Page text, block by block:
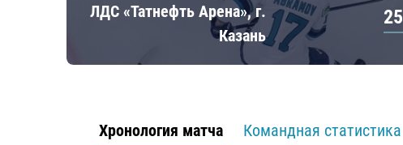
ЛДС «Татнефть Арена», г.
Казань
25
Хронология матча Командная статистика